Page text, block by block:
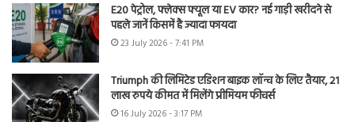
E20 पेट्रोल, फ्लेक्स फ्यूल या EV कार? नई गाड़ी खरीदने से
पहले जानें किसमें है ज्यादा फायदा
23 July 2026 - 7:41 PM
Triumph की लिमिटेड एडिशन बाइक लॉन्च के लिए तैयार, 21
लाख रुपये कीमत में मिलेंगे प्रीमियम फीचर्स
16 July 2026 - 3:17 PM